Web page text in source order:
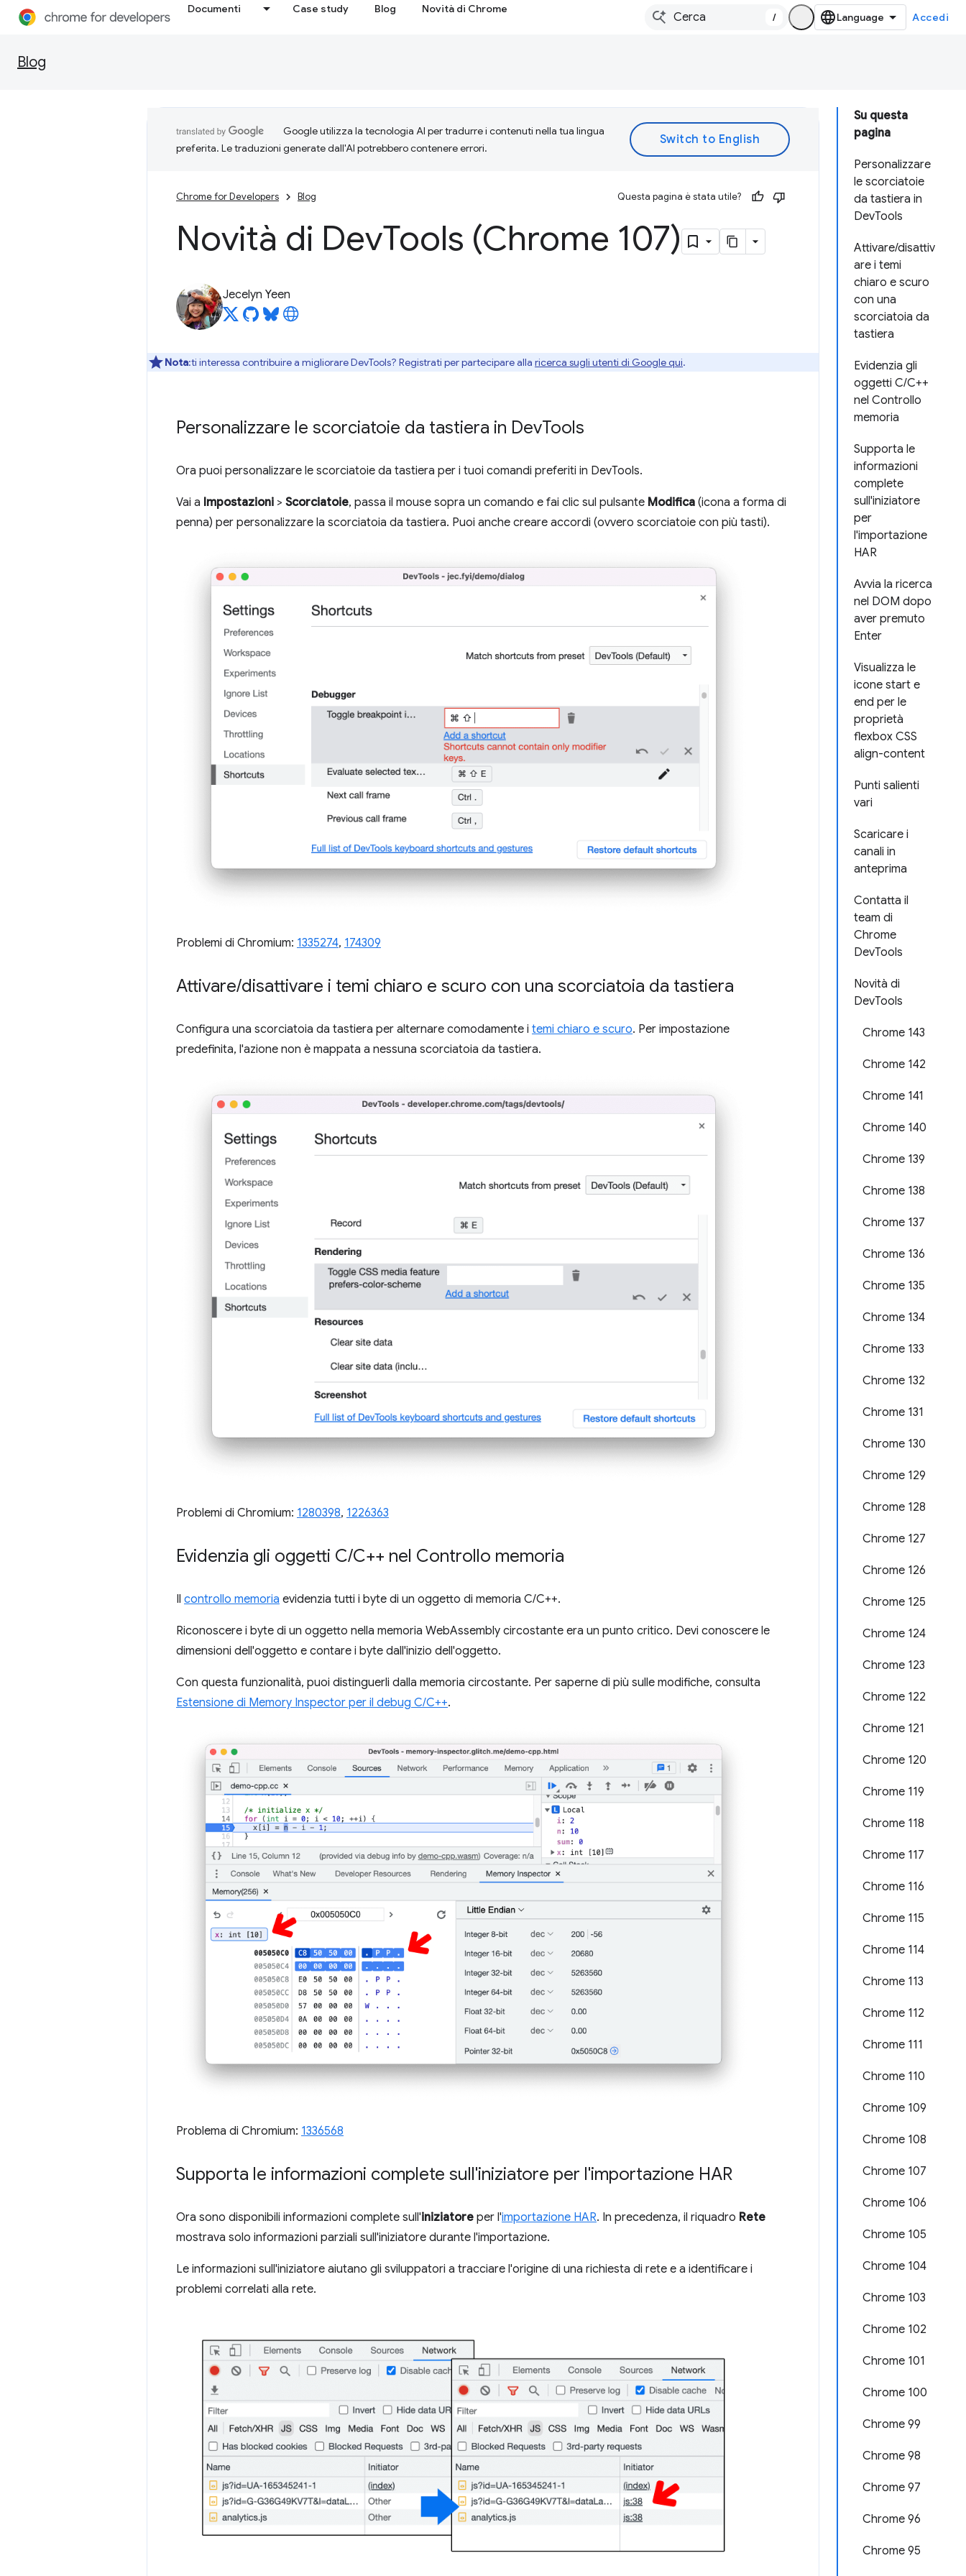
Documenti Case study Blog Novità di Chrome
/ Accedi
Blog
Su questa
pagina
Personalizzare
le scorciatoie
da tastiera in
DevTools
Attivare/disattiv
are i temi
chiaro e scuro
con una
scorciatoia da
tastiera
Evidenzia gli
oggetti C/C++
nel Controllo
memoria
Supporta le
informazioni
complete
sull'iniziatore
per
l'importazione
HAR
Avvia la ricerca
nel DOM dopo
aver premuto
Enter
Visualizza le
icone start e
end per le
proprietà
flexbox CSS
align-content
Punti salienti
vari
Scaricare i
canali in
anteprima
Contatta il
team di
Chrome
DevTools
Novità di
DevTools
Chrome 143
Chrome 142
Chrome 141
Chrome 140
Chrome 139
Chrome 138
Chrome 137
Chrome 136
Chrome 135
Chrome 134
Chrome 133
Chrome 132
Chrome 131
Chrome 130
Chrome 129
Chrome 128
Chrome 127
Chrome 126
Chrome 125
Chrome 124
Chrome 123
Chrome 122
Chrome 121
Chrome 120
Chrome 119
Chrome 118
Chrome 117
Chrome 116
Chrome 115
Chrome 114
Chrome 113
Chrome 112
Chrome 111
Chrome 110
Chrome 109
Chrome 108
Chrome 107
Chrome 106
Chrome 105
Chrome 104
Chrome 103
Chrome 102
Chrome 101
Chrome 100
Chrome 99
Chrome 98
Chrome 97
Chrome 96
Chrome 95
Google utilizza la tecnologia AI per tradurre i contenuti nella tua lingua
preferita. Le traduzioni generate dall'AI potrebbero contenere errori.
Chrome for Developers Blog Questa pagina è stata utile?
Novità di DevTools (Chrome 107)
Jecelyn Yeen
Nota:ti interessa contribuire a migliorare DevTools? Registrati per partecipare alla ricerca sugli utenti di Google qui.
Personalizzare le scorciatoie da tastiera in DevTools
Ora puoi personalizzare le scorciatoie da tastiera per i tuoi comandi preferiti in DevTools.
Vai a Impostazioni > Scorciatoie, passa il mouse sopra un comando e fai clic sul pulsante Modifica (icona a forma di
penna) per personalizzare la scorciatoia da tastiera. Puoi anche creare accordi (ovvero scorciatoie con più tasti).
Problemi di Chromium: 1335274, 174309
Attivare/disattivare i temi chiaro e scuro con una scorciatoia da tastiera
Configura una scorciatoia da tastiera per alternare comodamente i temi chiaro e scuro. Per impostazione
predefinita, l'azione non è mappata a nessuna scorciatoia da tastiera.
Problemi di Chromium: 1280398, 1226363
Evidenzia gli oggetti C/C++ nel Controllo memoria
Il controllo memoria evidenzia tutti i byte di un oggetto di memoria C/C++.
Riconoscere i byte di un oggetto nella memoria WebAssembly circostante era un punto critico. Devi conoscere le
dimensioni dell'oggetto e contare i byte dall'inizio dell'oggetto.
Con questa funzionalità, puoi distinguerli dalla memoria circostante. Per saperne di più sulle modifiche, consulta
Estensione di Memory Inspector per il debug C/C++.
Problema di Chromium: 1336568
Supporta le informazioni complete sull'iniziatore per l'importazione HAR
Ora sono disponibili informazioni complete sull'iniziatore per l'importazione HAR. In precedenza, il riquadro Rete
mostrava solo informazioni parziali sull'iniziatore durante l'importazione.
Le informazioni sull'iniziatore aiutano gli sviluppatori a tracciare l'origine di una richiesta di rete e a identificare i
problemi correlati alla rete.